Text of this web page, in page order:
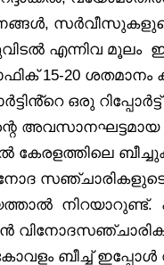
എന്നിവ മൂലം
15-20
ഒരു
അവസാനഘട്ടമായ
കേരളത്തിലെ
നിറയാറുണ്ട്.
ബീച്ച് ഇപ്പോൾ